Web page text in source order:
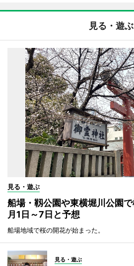
見る・遊ぶ
見る・遊ぶ
船場・靱公園や東横堀川公園
月1日～7日と予想
船場地域で桜の開花が始まった。
見る・遊ぶ